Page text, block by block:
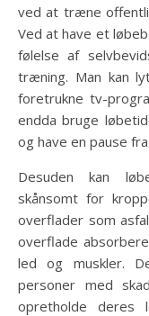
ved at træne
Ved at have et
følelse af
træning. Man kan
foretrukne tv-
endda bruge
og have en pause
Desuden kan
skånsomt for
overflader som
overflade
led og muskler.
personer med
opretholde deres